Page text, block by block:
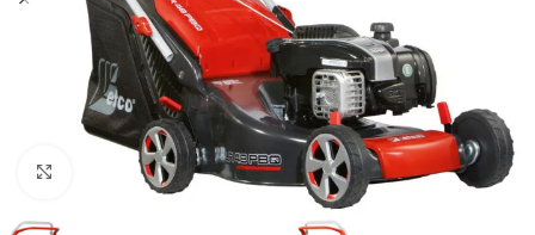
Klikni za uvećani prikaz